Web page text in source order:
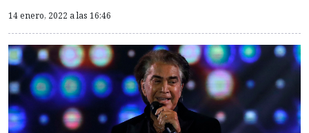
14 enero, 2022 a las 16:46